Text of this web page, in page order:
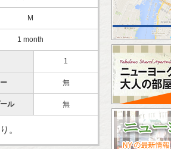
M
1 month
1
無
ル 無
。